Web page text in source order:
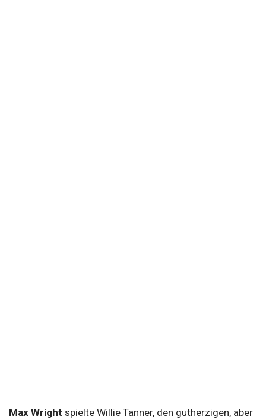
Max Wright spielte Willie Tanner, den gutherzigen, aber